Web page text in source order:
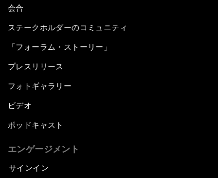
会合
ステークホルダーのコミュニティ
「フォーラム・ストーリー」
プレスリリース
フォトギャラリー
ビデオ
ポッドキャスト
エンゲージメント
サインイン